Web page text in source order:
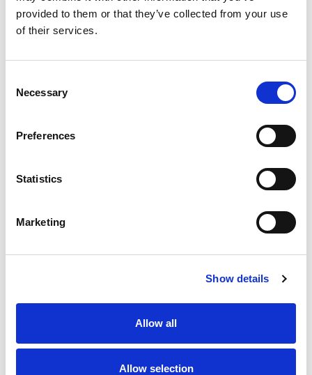
provided to them or that they’ve collected from your use
of their services.
Selection
Necessary
Preferences
Statistics
Marketing
Show details
Allow all
Allow selection
外轴
滑轨